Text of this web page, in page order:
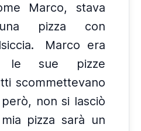
Marco, stava
pizza con
Marco era
le sue pizze
scommettevano
però, non si lasciò
pizza sarà un